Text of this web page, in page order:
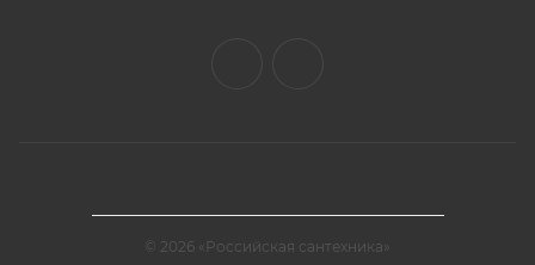
© 2026 «Российская сантехника»